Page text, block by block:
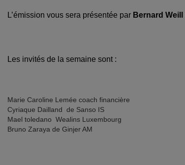
L’émission vous sera présentée par Bernard Weill
Les invités de la semaine sont :
Marie Caroline Lemée coach financière
Cyriaque Dailland de Sanso IS
Mael toledano Wealins Luxembourg
Bruno Zaraya de Ginjer AM